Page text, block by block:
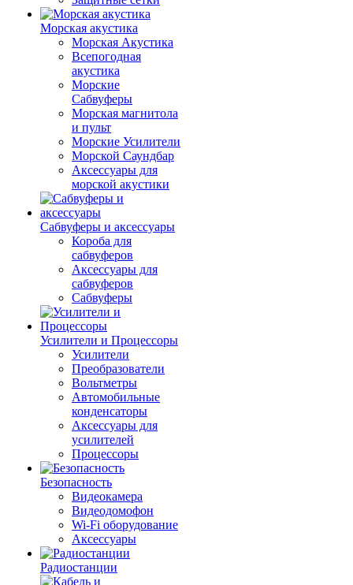
Морская акустика
Морская Акустика
Всепогодная
акустика
Морские
Сабвуферы
Морская магнитола
и пульт
Морские Усилители
Морской Cаундбар
Аксессуары для
морской акустики
Сабвуферы и аксессуары
Короба для
сабвуферов
Аксессуары для
сабвуферов
Сабвуферы
Усилители и Процессоры
Усилители
Преобразователи
Вольтметры
Автомобильные
конденсаторы
Аксессуары для
усилителей
Процессоры
Безопасность
Видеокамера
Видеодомофон
Wi-Fi оборудование
Аксессуары
Радиостанции